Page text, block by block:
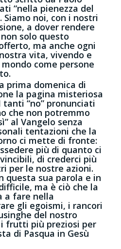
“nella pienezza del
Siamo noi, con i nostri
a dover rendere
solo questo
ma anche ogni
vita, vivendo e
come persone
prima domenica di
la pagina misteriosa
tanti “no” pronunciati
che non potremmo
al Vangelo senza
tentazioni che la
ci mette di fronte:
più di quanto ci
di crederci più
per le nostre azioni.
questa sua parola e in
ma è ciò che la
a fare nella
gli egoismi, i rancori
del nostro
frutti più preziosi per
di Pasqua in Gesù